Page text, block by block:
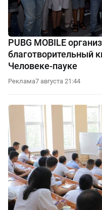
PUBG MOBILE
благотворительный
Человеке-пауке
Реклама7 августа 21:44